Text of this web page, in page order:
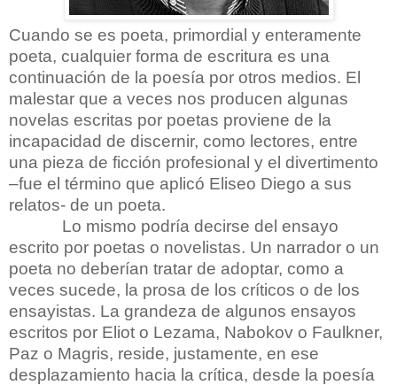
Cuando se es poeta, primordial y enteramente
poeta, cualquier forma de escritura es una
continuación de la poesía por otros medios. El
malestar que a veces nos producen algunas
novelas escritas por poetas proviene de la
incapacidad de discernir, como lectores, entre
una pieza de ficción profesional y el divertimento
–fue el término que aplicó Eliseo Diego a sus
relatos- de un poeta.
Lo mismo podría decirse del ensayo
escrito por poetas o novelistas. Un narrador o un
poeta no deberían tratar de adoptar, como a
veces sucede, la prosa de los críticos o de los
ensayistas. La grandeza de algunos ensayos
escritos por Eliot o Lezama, Nabokov o Faulkner,
Paz o Magris, reside, justamente, en ese
desplazamiento hacia la crítica, desde la poesía